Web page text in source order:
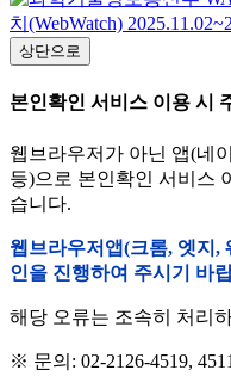
상단으로
본인확인 서비스 이용 시
웹브라우저가 아닌 앱(네
등)으로 본인확인 서비스
습니다.
웹브라우저앱(크롬, 엣지,
인을 진행하여 주시기 바
해당 오류는 조속히 처리
※ 문의: 02-2126-4519, 4511